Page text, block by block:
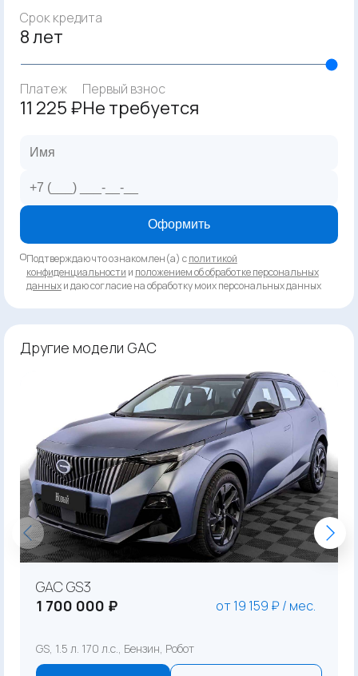
Срок кредита
8 лет
Платеж
11 225 ₽
Первый взнос
Не требуется
Оформить
Подтверждаю что ознакомлен(а) сполитикой
конфиденциальности и положением об обработке персональных
данныхи даю согласие на обработку моих персональных данных
Другие модели GAC
GAC GS3
1 700 000 ₽
от 19 159 ₽ / мес.
GS, 1.5 л. 170 л.с., Бензин, Робот